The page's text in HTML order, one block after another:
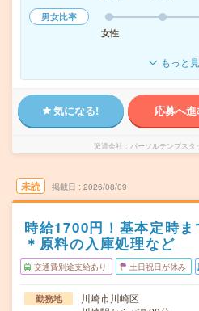
男女比率
女性
もっと
気になる! 応募へ
派遣会社 パーソルテンプス
未読 掲載日 2026/08/09
時給1700円！基本定時
＊原料の入庫処理など
交通費別途支給あり 土日祝日が休み
勤務地
川崎市川崎区